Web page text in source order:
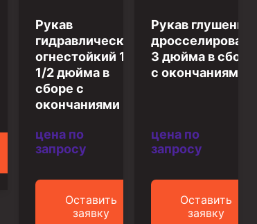
Рукав
гидравлический
огнестойкий 1-
1/2 дюйма в
сборе с
окончаниями
цена по
запросу
Оставить
заявку
Рукав глушения и
дросселирования
3 дюйма в сборе
с окончаниями
цена по
запросу
Оставить
заявку